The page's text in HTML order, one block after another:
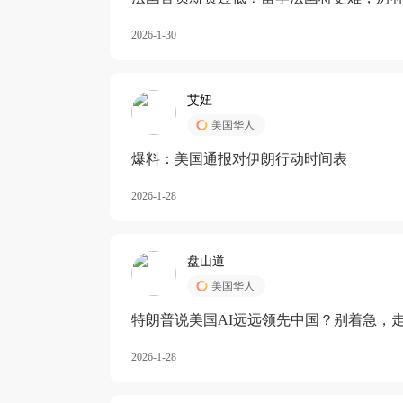
2026-1-30
艾妞
美国华人
爆料：美国通报对伊朗行动时间表
2026-1-28
盘山道
美国华人
特朗普说美国AI远远领先中国？别着急，
2026-1-28